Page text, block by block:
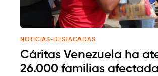
NOTICIAS-DESTACADAS
Cáritas Venezuela ha
26.000 familias